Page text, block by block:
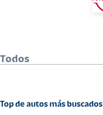
Todos
Top de autos más buscados